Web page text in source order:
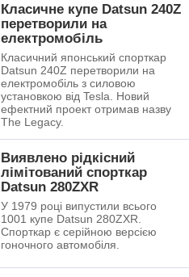
Класичне купе Datsun 240Z
перетворили на
електромобіль
Класичний японський спорткар
Datsun 240Z перетворили на
електромобіль з силовою
установкою від Tesla. Новий
ефектний проект отримав назву
The Legacy.
Виявлено рідкісний
лімітований спорткар
Datsun 280ZXR
У 1979 році випустили всього
1001 купе Datsun 280ZXR.
Спорткар є серійною версією
гоночного автомобіля.